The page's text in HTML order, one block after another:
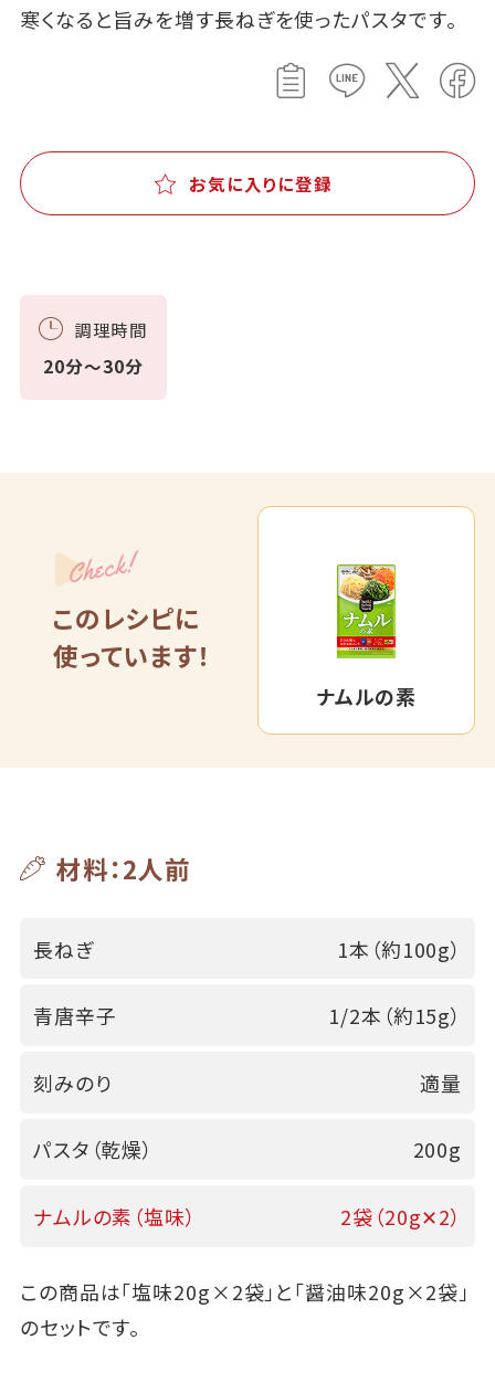
寒くなると旨みを増す長ねぎを使ったパスタです。
お気に入りに登録
調理時間
20分～30分
Check!
このレシピに
使っています！
ナムルの素
材料：2人前
長ねぎ 1本（約100g）
青唐辛子 1/2本（約15g）
刻みのり 適量
パスタ（乾燥） 200g
ナムルの素（塩味） 2袋（20g✕2）
この商品は「塩味20g×2袋」と「醤油味20g×2袋」
のセットです。